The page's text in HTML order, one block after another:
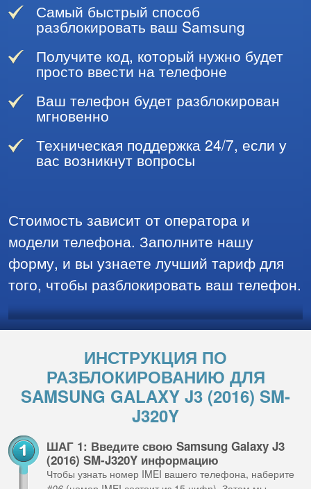
Самый быстрый способ
разблокировать ваш Samsung
Получите код, который нужно будет
просто ввести на телефоне
Ваш телефон будет разблокирован
мгновенно
Техническая поддержка 24/7, если у
вас возникнут вопросы
Стоимость зависит от оператора и
модели телефона. Заполните нашу
форму, и вы узнаете лучший тариф для
того, чтобы разблокировать ваш телефон.
ИНСТРУКЦИЯ ПО
РАЗБЛОКИРОВАНИЮ ДЛЯ
SAMSUNG GALAXY J3 (2016) SM-
J320Y
ШАГ 1: Введите свою Samsung Galaxy J3
(2016) SM-J320Y информацию
Чтобы узнать номер IMEI вашего телефона, наберите